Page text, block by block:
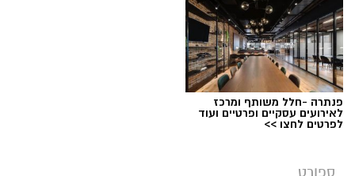
ההתעמלות: התעמלות אמנותית, התעמלות
מכשירים לבנים ולבנות, אקרובטיקה, טרמפולינה
וטמבלינג. לצד התחרויות הארציות, יתחרו
הספורטאים גם במסגרת משחקי המכביה, באירוע
בינלאומי שיפגיש את מיטב המתעמלים היהודים
מהעולם עם הספורטאים המובילים בישראל.
פנתרה -חלל משותף ומרכז
לאירועים עסקיים ופרטיים ועוד
לפרטים לחצו >>
ספורט